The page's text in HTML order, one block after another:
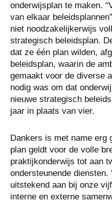
onderwijsplan te maken.
van elkaar
niet noodzakelijkerwijs
strategisch beleidsplan.
dat ze één plan wilden,
beleidsplan, waarin de
gemaakt voor de diverse
nodig was om dat
nieuwe strategisch
jaar in plaats van vier.
Dankers is met name erg
plan geldt voor de volle
praktijkonderwijs tot aan
ondersteunende diensten.
uitstekend aan bij onze
interne en externe